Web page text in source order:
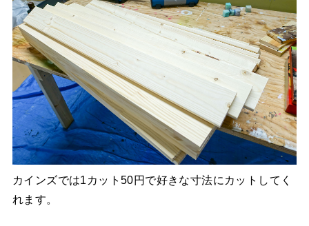
カインズでは1カット50円で好きな寸法にカットしてく
れます。